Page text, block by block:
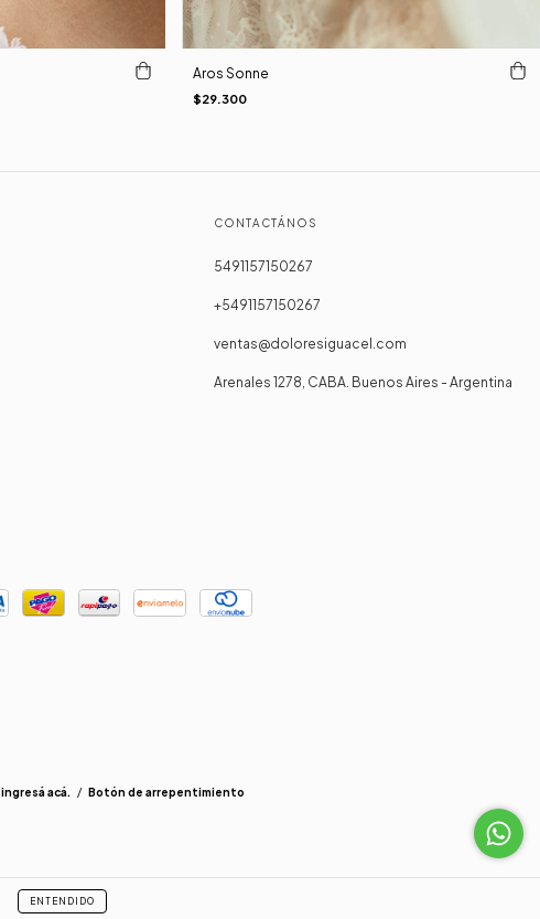
ENTENDIDO
Aros Sonne
$29.300
CONTACTÁNOS
5491157150267
+5491157150267
ventas@doloresiguacel.com
Arenales 1278, CABA. Buenos Aires - Argentina
ingresá acá. / Botón de arrepentimiento